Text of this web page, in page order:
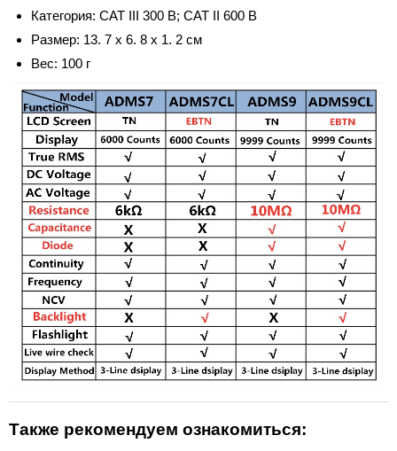
Категория: CAT III 300 В; CAT II 600 В
Размер: 13. 7 х 6. 8 х 1. 2 см
Вес: 100 г
Также рекомендуем ознакомиться: